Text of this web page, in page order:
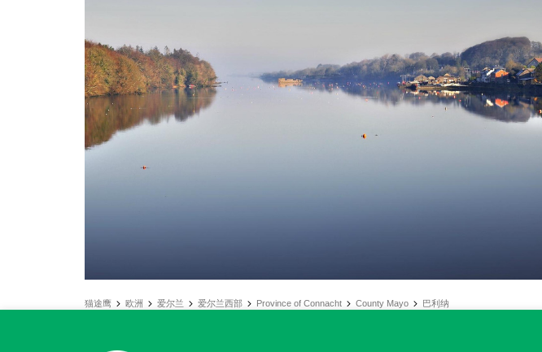
猫途鹰 欧洲 爱尔兰 爱尔兰西部 Province of Connacht County Mayo 巴利纳